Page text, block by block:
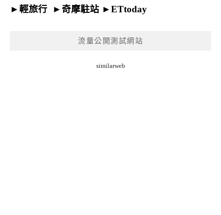
►輕旅行 ► 奇摩駐站 ►ETtoday
流量公開測試網站
similarweb